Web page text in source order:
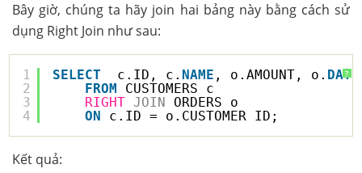
Bây giờ, chúng ta hãy join hai bảng này bằng cách sử
dụng Right Join như sau:
?
1
2
3
4
SELECT c.ID, c. NAME , o.AMOUNT, o. DATE
FROM
CUSTOMERS c
RIGHT JOIN
ORDERS o
ON
c.ID = o.CUSTOMER_ID;
Kết quả: